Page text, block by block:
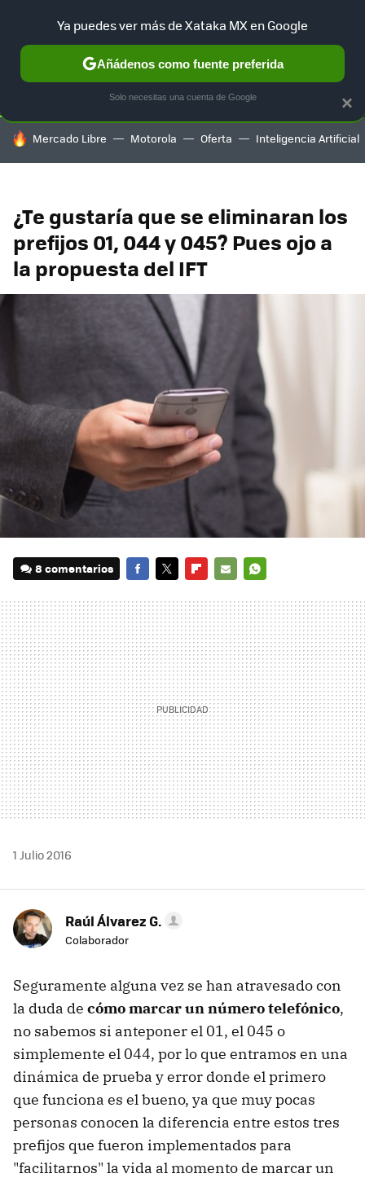
SELECCIÓN GAMING HOME AUTO TERRITORIO
HOY SE HABLA DE
Mercado Libre Motorola Oferta Inteligencia Artificial
¿Te gustaría que se eliminaran los
prefijos 01, 044 y 045? Pues ojo a
la propuesta del IFT
8 comentarios
MAIL
1 Julio 2016
Raúl Álvarez G.
Colaborador
Seguramente alguna vez se han atravesado con
la duda de cómo marcar un número telefónico,
no sabemos si anteponer el 01, el 045 o
simplemente el 044, por lo que entramos en una
dinámica de prueba y error donde el primero
que funciona es el bueno, ya que muy pocas
personas conocen la diferencia entre estos tres
prefijos que fueron implementados para
"facilitarnos" la vida al momento de marcar un
×
Ya puedes ver más de Xataka MX en Google
Añádenos como fuente preferida
Solo necesitas una cuenta de Google